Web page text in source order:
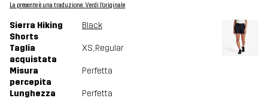
La presente è una traduzione. Verdi l'originale
Sierra Hiking
Shorts
Black
Taglia
acquistata
XS, Regular
Misura
percepita
Perfetta
Lunghezza Perfetta